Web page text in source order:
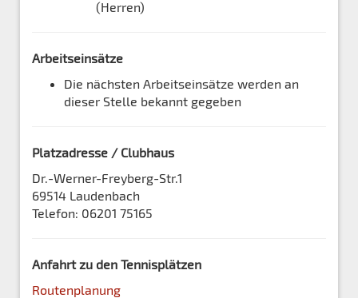
(Herren)
Arbeitseinsätze
Die nächsten Arbeitseinsätze werden an
dieser Stelle bekannt gegeben
Platzadresse / Clubhaus
Dr.-Werner-Freyberg-Str.1
69514 Laudenbach
Telefon: 06201 75165
Anfahrt zu den Tennisplätzen
Routenplanung